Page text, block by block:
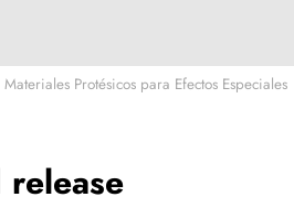
Materiales Protésicos para Efectos Especiales
release